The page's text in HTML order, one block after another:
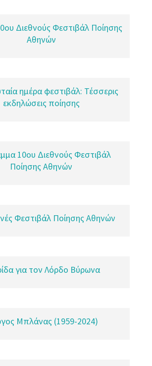
Διεθνούς Φεστιβάλ Ποίησης
Αθηνών
ημέρα φεστιβάλ: Τέσσερις
εκδηλώσεις ποίησης
10ου Διεθνούς Φεστιβάλ
Ποίησης Αθηνών
Φεστιβάλ Ποίησης Αθηνών
για τον Λόρδο Βύρωνα
Μπλάνας (1959-2024)